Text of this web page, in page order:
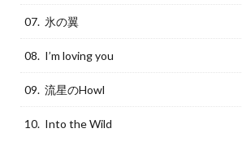
07. 氷の翼
08. I’m loving you
09. 流星のHowl
10. Into the Wild